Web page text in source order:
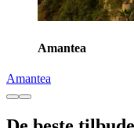
Amantea
Amantea